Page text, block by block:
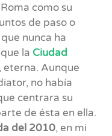
como su
de paso o
nunca ha
la Ciudad
eterna. Aunque
no había
centrara su
de ésta en ella.
del 2010, en mi